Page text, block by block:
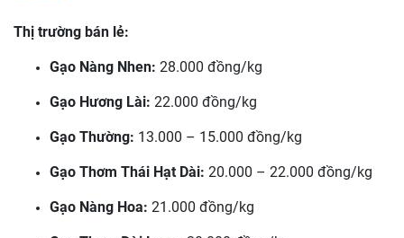
Thị trường bán lẻ:
Gạo Nàng Nhen: 28.000 đồng/kg
Gạo Hương Lài: 22.000 đồng/kg
Gạo Thường: 13.000 – 15.000 đồng/kg
Gạo Thơm Thái Hạt Dài: 20.000 – 22.000 đồng/kg
Gạo Nàng Hoa: 21.000 đồng/kg